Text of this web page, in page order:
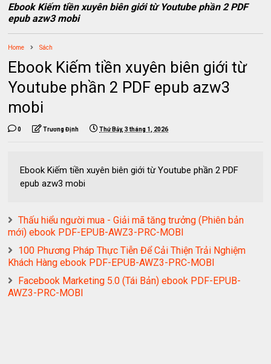
Ebook Kiếm tiền xuyên biên giới từ Youtube phần 2 PDF
epub azw3 mobi
Home Sách
Ebook Kiếm tiền xuyên biên giới từ
Youtube phần 2 PDF epub azw3
mobi
0 Trương Định Thứ Bảy, 3 tháng 1, 2026
Ebook Kiếm tiền xuyên biên giới từ Youtube phần 2 PDF
epub azw3 mobi
Thấu hiểu người mua - Giải mã tăng trưởng (Phiên bản
mới) ebook PDF-EPUB-AWZ3-PRC-MOBI
100 Phương Pháp Thực Tiễn Để Cải Thiện Trải Nghiệm
Khách Hàng ebook PDF-EPUB-AWZ3-PRC-MOBI
Facebook Marketing 5.0 (Tái Bản) ebook PDF-EPUB-
AWZ3-PRC-MOBI